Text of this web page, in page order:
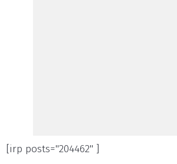
[irp posts="204462" ]